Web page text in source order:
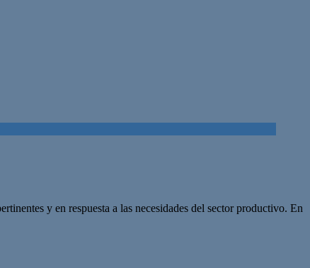
y en respuesta a las necesidades del sector productivo. En